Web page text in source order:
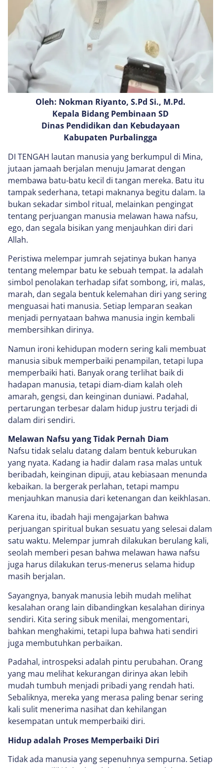
Oleh: Nokman Riyanto, S.Pd Si., M.Pd.
Kepala Bidang Pembinaan SD
Dinas Pendidikan dan Kebudayaan
Kabupaten Purbalingga
DI TENGAH lautan manusia yang berkumpul di Mina,
jutaan jamaah berjalan menuju Jamarat dengan
membawa batu-batu kecil di tangan mereka. Batu itu
tampak sederhana, tetapi maknanya begitu dalam. Ia
bukan sekadar simbol ritual, melainkan pengingat
tentang perjuangan manusia melawan hawa nafsu,
ego, dan segala bisikan yang menjauhkan diri dari
Allah.
Peristiwa melempar jumrah sejatinya bukan hanya
tentang melempar batu ke sebuah tempat. Ia adalah
simbol penolakan terhadap sifat sombong, iri, malas,
marah, dan segala bentuk kelemahan diri yang sering
menguasai hati manusia. Setiap lemparan seakan
menjadi pernyataan bahwa manusia ingin kembali
membersihkan dirinya.
Namun ironi kehidupan modern sering kali membuat
manusia sibuk memperbaiki penampilan, tetapi lupa
memperbaiki hati. Banyak orang terlihat baik di
hadapan manusia, tetapi diam-diam kalah oleh
amarah, gengsi, dan keinginan duniawi. Padahal,
pertarungan terbesar dalam hidup justru terjadi di
dalam diri sendiri.
Melawan Nafsu yang Tidak Pernah Diam
Nafsu tidak selalu datang dalam bentuk keburukan
yang nyata. Kadang ia hadir dalam rasa malas untuk
beribadah, keinginan dipuji, atau kebiasaan menunda
kebaikan. Ia bergerak perlahan, tetapi mampu
menjauhkan manusia dari ketenangan dan keikhlasan.
Karena itu, ibadah haji mengajarkan bahwa
perjuangan spiritual bukan sesuatu yang selesai dalam
satu waktu. Melempar jumrah dilakukan berulang kali,
seolah memberi pesan bahwa melawan hawa nafsu
juga harus dilakukan terus-menerus selama hidup
masih berjalan.
Sayangnya, banyak manusia lebih mudah melihat
kesalahan orang lain dibandingkan kesalahan dirinya
sendiri. Kita sering sibuk menilai, mengomentari,
bahkan menghakimi, tetapi lupa bahwa hati sendiri
juga membutuhkan perbaikan.
Padahal, introspeksi adalah pintu perubahan. Orang
yang mau melihat kekurangan dirinya akan lebih
mudah tumbuh menjadi pribadi yang rendah hati.
Sebaliknya, mereka yang merasa paling benar sering
kali sulit menerima nasihat dan kehilangan
kesempatan untuk memperbaiki diri.
Hidup adalah Proses Memperbaiki Diri
Tidak ada manusia yang sepenuhnya sempurna. Setiap